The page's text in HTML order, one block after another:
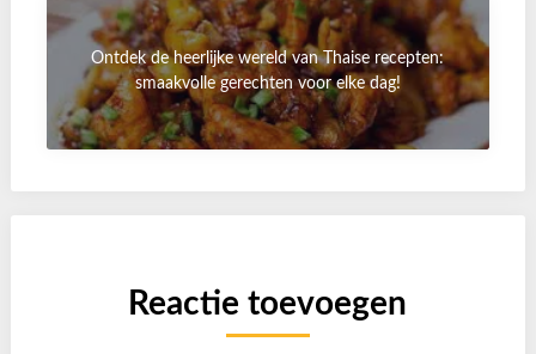
Ontdek de heerlijke wereld van Thaise recepten:
smaakvolle gerechten voor elke dag!
Reactie toevoegen